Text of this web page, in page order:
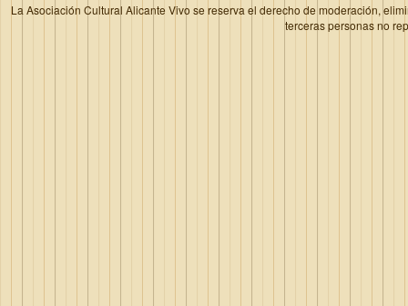
La Asociación Cultural Alicante Vivo se reserva el derecho de moderación,
terceras personas no